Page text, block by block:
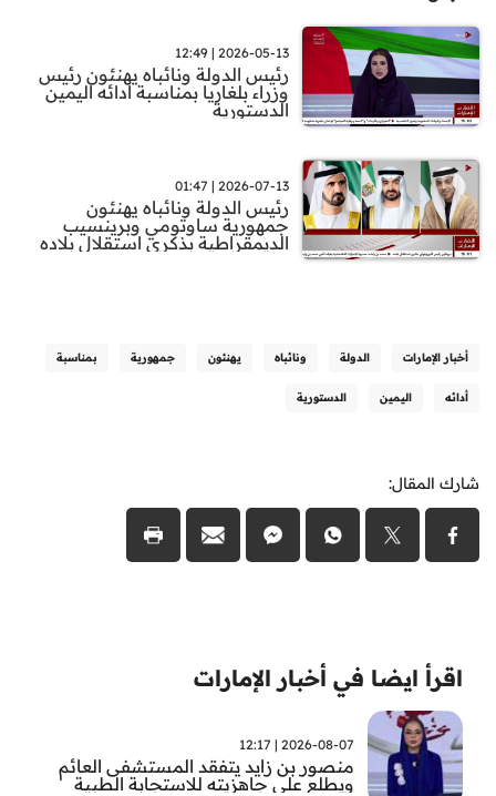
2026-05-13 | 12:49
رئيس الدولة ونائباه يهنئون رئيس
وزراء بلغاريا بمناسبة ادائه اليمين
الدستورية
2026-07-13 | 01:47
رئيس الدولة ونائباه يهنئون
جمهورية ساوتومي وبرينسيب
الديمقراطية بذكرى استقلال بلاده
أخبار الإمارات الدولة ونائباه يهنئون جمهورية بمناسبة
أدائه اليمين الدستورية
شارك المقال:
اقرأ ايضا في أخبار الإمارات
2026-08-07 | 12:17
منصور بن زايد يتفقد المستشفى العائم
ويطلع على جاهزيته للاستجابة الطبية